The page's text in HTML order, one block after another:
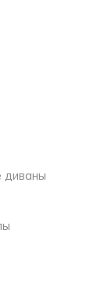
диваны